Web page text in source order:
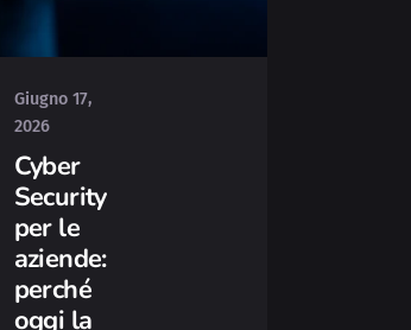
Giugno 17,
2026
Cyber
Security
per le
aziende:
perché
oggi la